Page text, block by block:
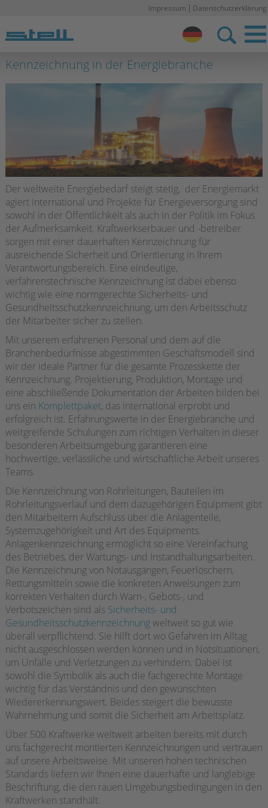
Stell DE
Impressum Datenschutzerklärung
Kennzeichnung in der Energiebranche
Der weltweite Energiebedarf steigt stetig, der Energiemarkt
agiert international und Projekte für Energieversorgung sind
sowohl in der Öffentlichkeit als auch in der Politik im Fokus
der Aufmerksamkeit. Kraftwerkserbauer und -betreiber
sorgen mit einer dauerhaften Kennzeichnung für
ausreichende Sicherheit und Orientierung in Ihrem
Verantwortungsbereich. Eine eindeutige,
verfahrenstechnische Kennzeichnung ist dabei ebenso
wichtig wie eine normgerechte Sicherheits- und
Gesundheitsschutzkennzeichnung, um den Arbeitsschutz
der Mitarbeiter sicher zu stellen.
Mit unserem erfahrenen Personal und dem auf die
Branchenbedürfnisse abgestimmten Geschäftsmodell sind
wir der ideale Partner für die gesamte Prozesskette der
Kennzeichnung. Projektierung, Produktion, Montage und
eine abschließende Dokumentation der Arbeiten bilden bei
uns ein Komplettpaket, das international erprobt und
erfolgreich ist. Erfahrungswerte in der Energiebranche und
weitgreifende Schulungen zum richtigen Verhalten in dieser
besonderen Arbeitsumgebung garantieren eine
hochwertige, verlässliche und wirtschaftliche Arbeit unseres
Teams.
Die Kennzeichnung von Rohrleitungen, Bauteilen im
Rohrleitungsverlauf und dem dazugehörigen Equipment gibt
den Mitarbeitern Aufschluss über die Anlagenteile,
Systemzugehörigkeit und Art des Equipments.
Anlagenkennzeichnung ermöglicht so eine Vereinfachung
des Betriebes, der Wartungs- und Instandhaltungsarbeiten.
Die Kennzeichnung von Notausgängen, Feuerlöschern,
Rettungsmitteln sowie die konkreten Anweisungen zum
korrekten Verhalten durch Warn-, Gebots-, und
Verbotszeichen sind als Sicherheits- und
Gesundheitsschutzkennzeichnungweltweit so gut wie
überall verpflichtend. Sie hilft dort wo Gefahren im Alltag
nicht ausgeschlossen werden können und in Notsituationen,
um Unfälle und Verletzungen zu verhindern. Dabei ist
sowohl die Symbolik als auch die fachgerechte Montage
wichtig für das Verständnis und den gewünschten
Wiedererkennungswert. Beides steigert die bewusste
Wahrnehmung und somit die Sicherheit am Arbeitsplatz.
Über 500 Kraftwerke weltweit arbeiten bereits mit durch
uns fachgerecht montierten Kennzeichnungen und vertrauen
auf unsere Arbeitsweise. Mit unseren hohen technischen
Standards liefern wir Ihnen eine dauerhafte und langlebige
Beschriftung, die den rauen Umgebungsbedingungen in den
Kraftwerken standhält.